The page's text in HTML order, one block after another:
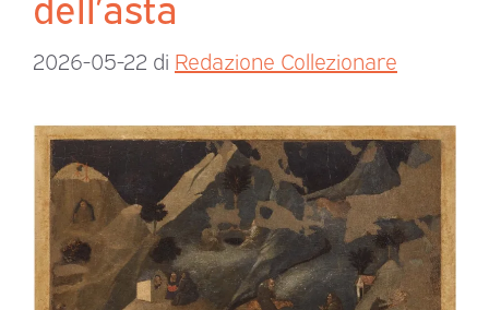
2026-05-22 di Redazione Collezionare